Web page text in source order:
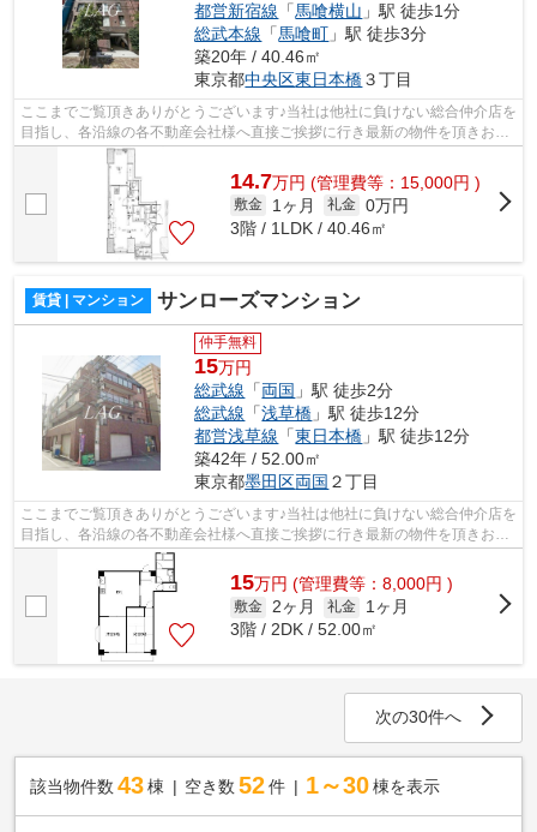
都営新宿線 「馬喰横山 」駅 徒歩1分
総武本線 「馬喰町 」駅 徒歩3分
築20年 / 40.46㎡
東京都中央区東日本橋３丁目
ここまでご覧頂きありがとうございます♪当社は他社に負けない総合仲介店を
目指し、各沿線の各不動産会社様へ直接ご挨拶に行き最新の物件を頂きお客
様へ提供しております！最新の情報は...
14.7万円 (管理費等：15,000円 )
敷金 1ヶ月 礼金 0万円
3階 / 1LDK / 40.46㎡
賃貸 | マンション サンローズマンション
仲手無料
15万円
総武線 「両国 」駅 徒歩2分
総武線 「浅草橋 」駅 徒歩12分
都営浅草線 「東日本橋 」駅 徒歩12分
築42年 / 52.00㎡
東京都墨田区両国 ２丁目
ここまでご覧頂きありがとうございます♪当社は他社に負けない総合仲介店を
目指し、各沿線の各不動産会社様へ直接ご挨拶に行き最新の物件を頂きお客
様へ提供しております！最新の情報は...
15万円 (管理費等：8,000円 )
敷金 2ヶ月 礼金
1ヶ月
3階 / 2DK / 52.00㎡
次の30件へ
該当物件数 43棟 空き数 52 件 1～30 棟を表示